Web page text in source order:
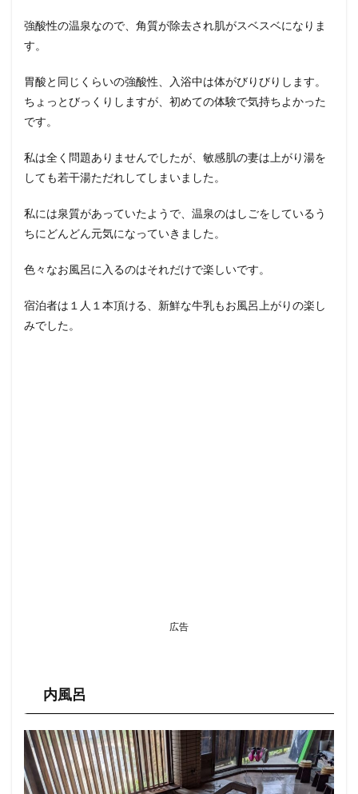
強酸性の温泉なので、角質が除去され肌がスベスベになりま
す。
胃酸と同じくらいの強酸性、入浴中は体がびりびりします。
ちょっとびっくりしますが、初めての体験で気持ちよかった
です。
私は全く問題ありませんでしたが、敏感肌の妻は上がり湯を
しても若干湯ただれしてしまいました。
私には泉質があっていたようで、温泉のはしごをしているう
ちにどんどん元気になっていきました。
色々なお風呂に入るのはそれだけで楽しいです。
宿泊者は１人１本頂ける、新鮮な牛乳もお風呂上がりの楽し
みでした。
広告
内風呂